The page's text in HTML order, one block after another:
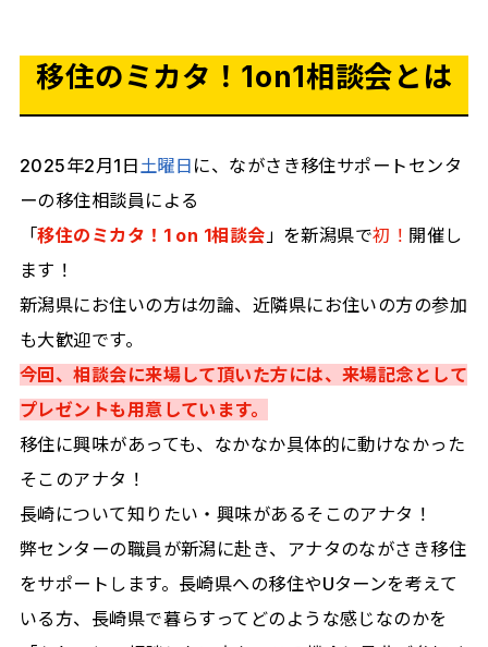
移住のミカタ！1on1相談会とは
2025年2月1日 土曜日 に、ながさき移住サポートセンタ
ーの移住相談員による
「移住のミカタ！1 on 1相談会 」を新潟県で初！ 開催し
ます！
新潟県にお住いの方は勿論、近隣県にお住いの方の参加
も大歓迎です。
今回、相談会に来場して頂いた方には、来場記念として
プレゼントも用意しています。
移住に興味があっても、なかなか具体的に動けなかった
そこのアナタ！
長崎について知りたい・興味があるそこのアナタ！
弊センターの職員が新潟に赴き、アナタのながさき移住
をサポートします。長崎県への移住やUターンを考えて
いる方、長崎県で暮らすってどのような感じなのかを